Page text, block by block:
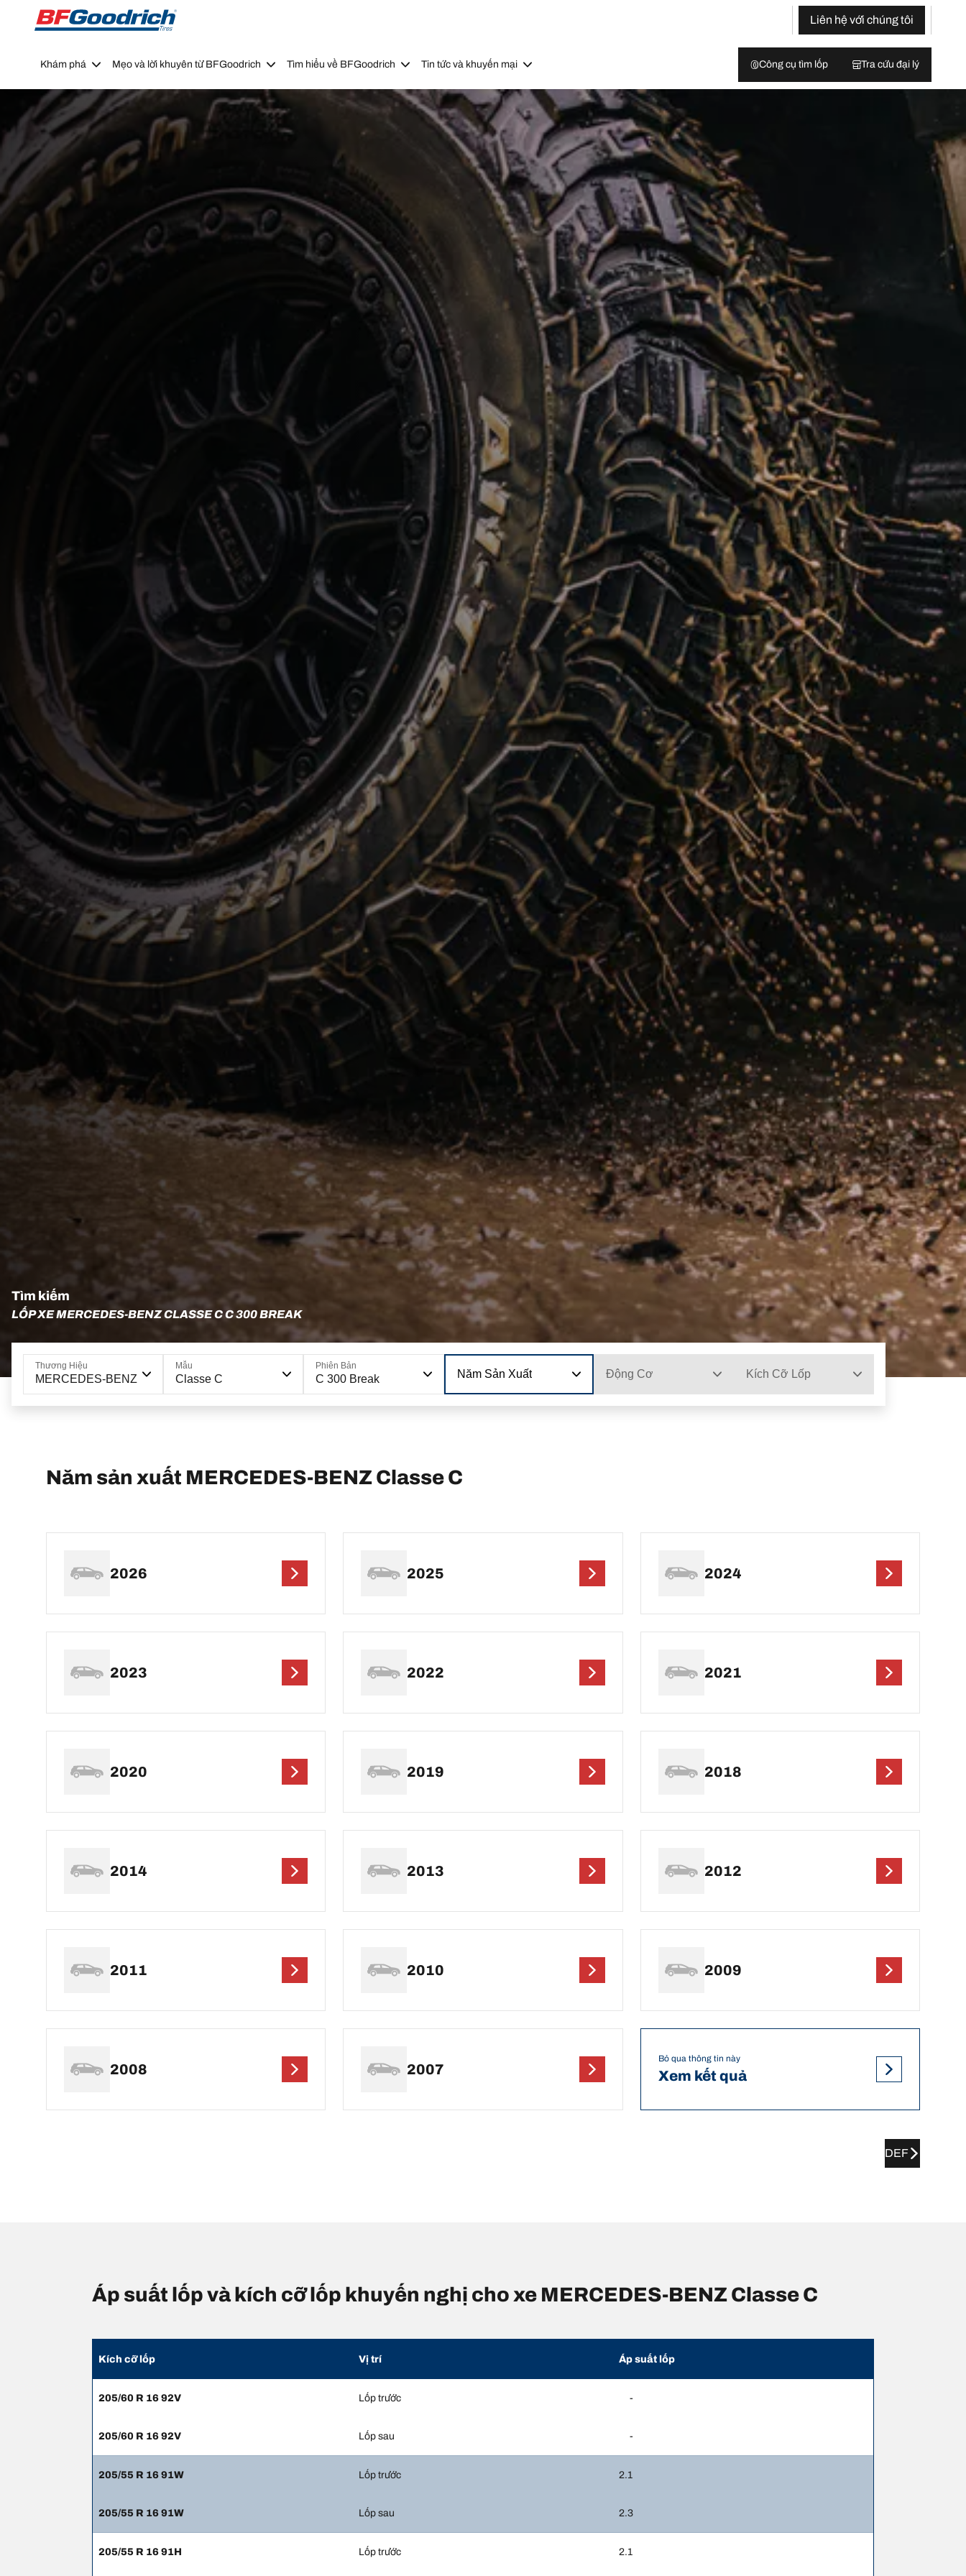
Go to page content
Go to page navigation
Liên hệ với chúng tôi
Khám phá Mẹo và lời khuyên từ BFGoodrich Tìm hiểu về BFGoodrich Tin tức và khuyến mại Công cụ tìm lốp Tra cứu đại lý
Tìm kiếm
LỐP XE MERCEDES-BENZ CLASSE C C 300 BREAK
Thương Hiệu
MERCEDES-BENZ
Mẫu
Classe C
Phiên Bản
C 300 Break Năm Sản Xuất Động Cơ Kích Cỡ Lốp
Năm sản xuất MERCEDES-BENZ Classe C
2026 2025 2024
2023 2022 2021
2020 2019 2018
2014 2013 2012
2011 2010 2009
2008 2007
Bỏ qua thông tin này
Xem kết quả
DEF
Áp suất lốp và kích cỡ lốp khuyến nghị cho xe MERCEDES-BENZ Classe C
Kích cỡ lốp Vị trí Áp suất lốp
205/60 R 16 92V Lốp trước -
205/60 R 16 92V Lốp sau -
205/55 R 16 91W Lốp trước 2.1
205/55 R 16 91W Lốp sau 2.3
205/55 R 16 91H Lốp trước 2.1